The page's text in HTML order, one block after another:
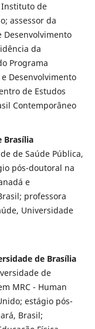
de
assessor da
Desenvolvimento
da
Programa
Desenvolvimento
de Estudos
Contemporâneo
Brasília
de Saúde Pública,
pós-doutoral na
e
professora
Universidade
de Brasília
de
MRC - Human
estágio pós-
Brasil;